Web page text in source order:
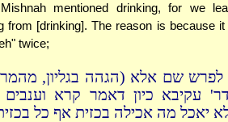
mentioned drinking, for we
from [drinking]. The reason is because
twice;
לפרש שם אלא (הגהה בגליון,
עקיבא כיון דאמר קרא וענבים
יאכל מה אכילה בכזית אף כל